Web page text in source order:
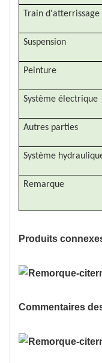
Train d'atterrissage
Suspension
Peinture
Système électrique
Autres parties
Système
Remarque
Produits
Commentaires